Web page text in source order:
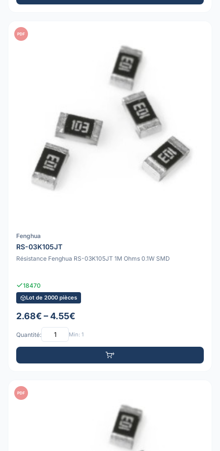
PDF
Fenghua
RS-03K105JT
Résistance Fenghua RS-03K105JT 1M Ohms 0.1W SMD
18470
Lot de 2000 pièces
2.68€ – 4.55€
Quantité: Min: 1
PDF